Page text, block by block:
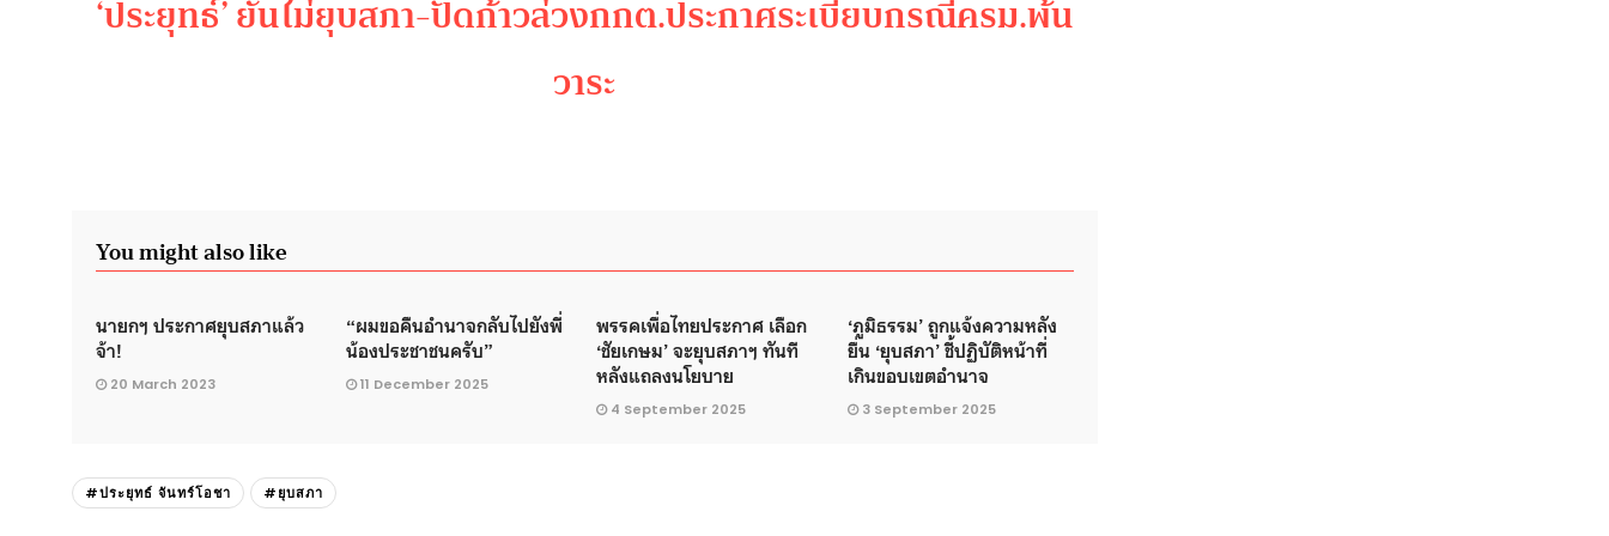
‘ประยุทธ์’ ยันไม่ยุบสภา-ปัดก้าวล่วงกกต.ประกาศระเบียบกรณีครม.พ้น
วาระ
You might also like
นายกฯ ประกาศยุบสภาแล้ว
จ้า!
20 March 2023
“ผมขอคืนอำนาจกลับไปยังพี่
น้องประชาชนครับ”
11 December 2025
พรรคเพื่อไทยประกาศ เลือก
‘ชัยเกษม’ จะยุบสภาฯ ทันที
หลังแถลงนโยบาย
4 September 2025
‘ภูมิธรรม’ ถูกแจ้งความหลัง
ยื่น ‘ยุบสภา’ ชี้ปฏิบัติหน้าที่
เกินขอบเขตอำนาจ
3 September 2025
#ประยุทธ์ จันทร์โอชา #ยุบสภา